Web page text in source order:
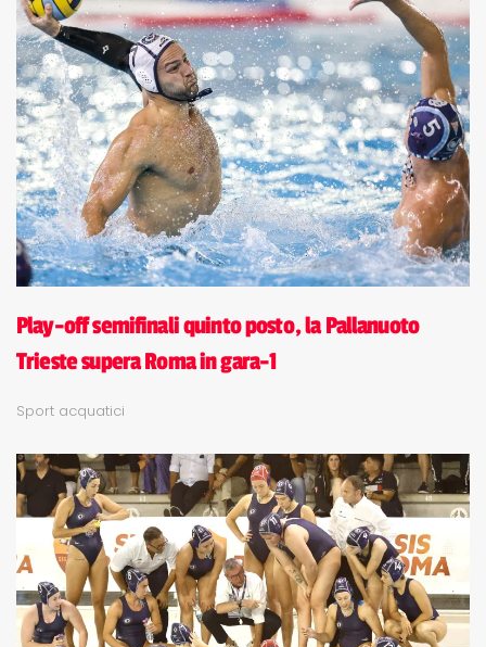
Play-off semifinali quinto posto, la Pallanuoto
Trieste supera Roma in gara-1
Sport acquatici